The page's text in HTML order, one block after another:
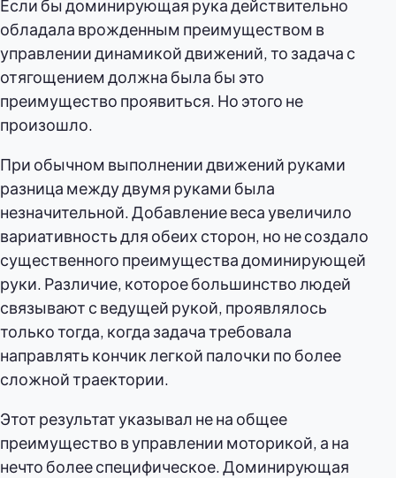
Если бы доминирующая рука действительно
обладала врожденным преимуществом в
управлении динамикой движений, то задача с
отягощением должна была бы это
преимущество проявиться. Но этого не
произошло.
При обычном выполнении движений руками
разница между двумя руками была
незначительной. Добавление веса увеличило
вариативность для обеих сторон, но не создало
существенного преимущества доминирующей
руки. Различие, которое большинство людей
связывают с ведущей рукой, проявлялось
только тогда, когда задача требовала
направлять кончик легкой палочки по более
сложной траектории.
Этот результат указывал не на общее
преимущество в управлении моторикой, а на
нечто более специфическое. Доминирующая